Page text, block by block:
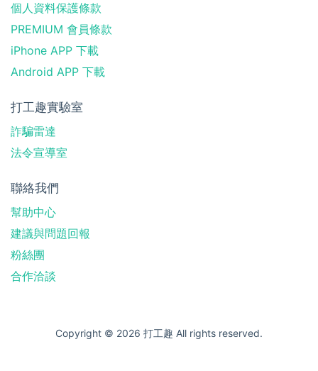
個人資料保護條款
PREMIUM 會員條款
iPhone APP 下載
Android APP 下載
打工趣實驗室
詐騙雷達
法令宣導室
聯絡我們
幫助中心
建議與問題回報
粉絲團
合作洽談
Copyright © 2026 打工趣 All rights reserved.